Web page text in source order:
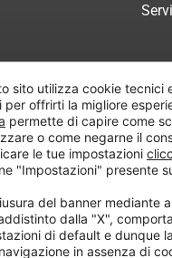
Informatica”
sito utilizza cookie tecnici
per offrirti la migliore
permette di capire come
o come negarne il
le tue impostazioni
"Impostazioni" presente
del banner mediante
dalla "X",
di default e dunque
in assenza di